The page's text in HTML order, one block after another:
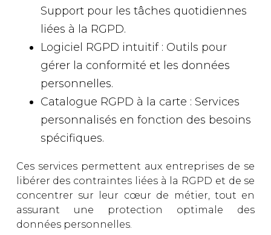
Support pour les tâches quotidiennes
liées à la RGPD.
Logiciel RGPD intuitif : Outils pour
gérer la conformité et les données
personnelles.
Catalogue RGPD à la carte : Services
personnalisés en fonction des besoins
spécifiques.
Ces services permettent aux entreprises de se
libérer des contraintes liées à la RGPD et de se
concentrer sur leur cœur de métier, tout en
assurant une protection optimale des
données personnelles.